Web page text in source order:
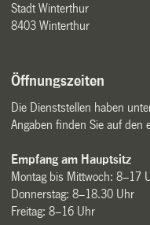
Stadt Winterthur
8403 Winterthur
Öffnungszeiten
Die Dienststellen haben
Angaben finden Sie auf den
Empfang am Hauptsitz
Montag bis Mittwoch: 8–17
Donnerstag: 8–18.30 Uhr
Freitag: 8–16 Uhr